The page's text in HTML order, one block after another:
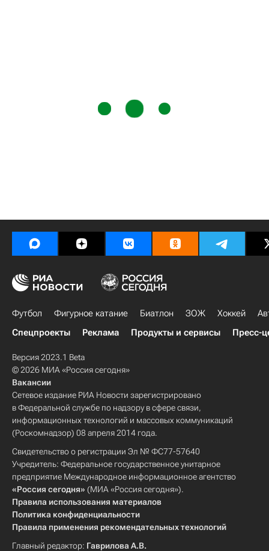
Футбол Фигурное катание Биатлон ЗОЖ Хоккей
Спецпроекты
Реклама Продукты и сервисы Пресс-
Версия 2023.1 Beta
© 2026 МИА «Россия сегодня»
Вакансии
Сетевое издание РИА Новости зарегистрировано
в Федеральной службе по надзору в сфере связи,
информационных технологий и массовых коммуникаций
(Роскомнадзор) 08 апреля 2014 года.
Свидетельство о регистрации Эл № ФС77-57640
Учредитель: Федеральное государственное унитарное
предприятие Международное информационное агентство
«Россия сегодня» (МИА «Россия сегодня»).
Правила использования материалов
Политика конфиденциальности
Правила применения рекомендательных технологий
Главный редактор: Гаврилова А.В.